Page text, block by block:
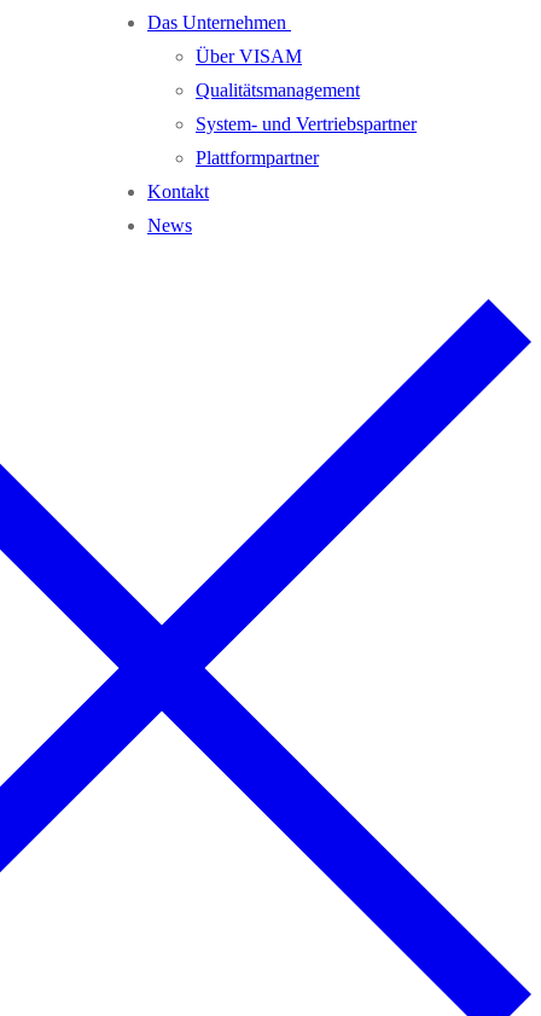
Das Unternehmen
Über VISAM
Qualitätsmanagement
System- und Vertriebspartner
Plattformpartner
Kontakt
News